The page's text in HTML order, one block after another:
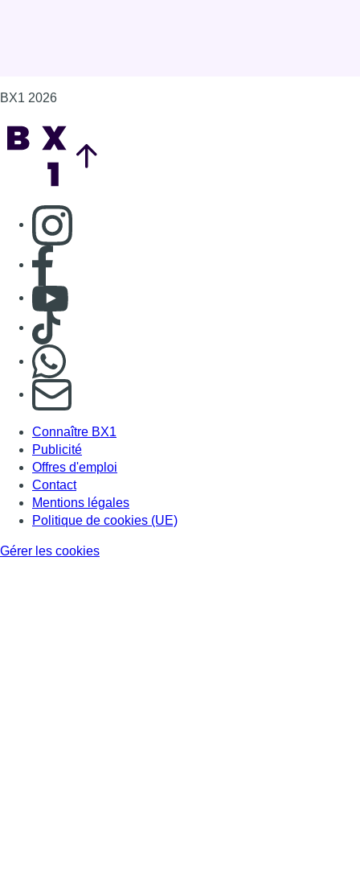
BX1 2026
Consulter page Instagram
Consulter page Facebook
Consulter Youtube
Consulter TikTok
S'abonner à notre newsletter
Connaître BX1
Publicité
Offres d'emploi
Contact
Mentions légales
Politique de cookies (UE)
Gérer les cookies